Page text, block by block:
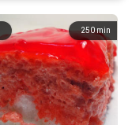
250min